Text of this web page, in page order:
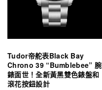
Tudor帝舵表Black Bay
Chrono 39 “Bumblebee” 腕
錶面世！全新黃黑雙色錶盤和
滾花按鈕設計